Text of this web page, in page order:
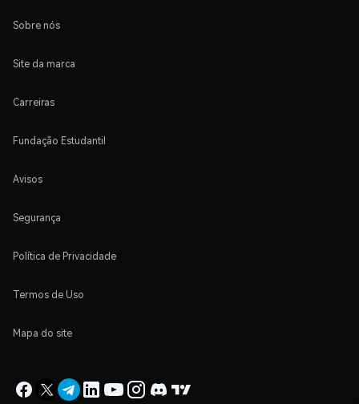
Sobre nós
Site da marca
Carreiras
Fundação Estudantil
Avisos
Segurança
Política de Privacidade
Termos de Uso
Mapa do site